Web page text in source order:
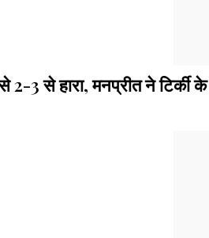
2-3 से हारा, मनप्रीत ने टिर्की